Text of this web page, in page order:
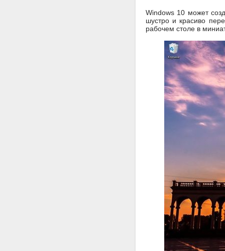
Windows 10 может
шустро и красиво
рабочем столе в